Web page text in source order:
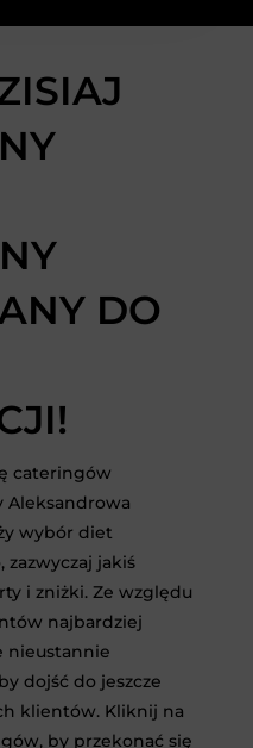
DO
cateringów
Aleksandrowa
wybór diet
jakiś
i zniżki. Ze względu
najbardziej
nieustannie
dojść do jeszcze
klientów. Kliknij na
by przekonać się